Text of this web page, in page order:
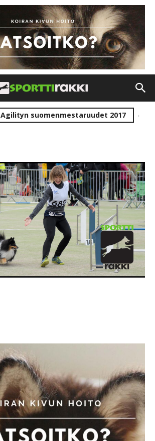
Agilityn suomenmestaruudet 2017